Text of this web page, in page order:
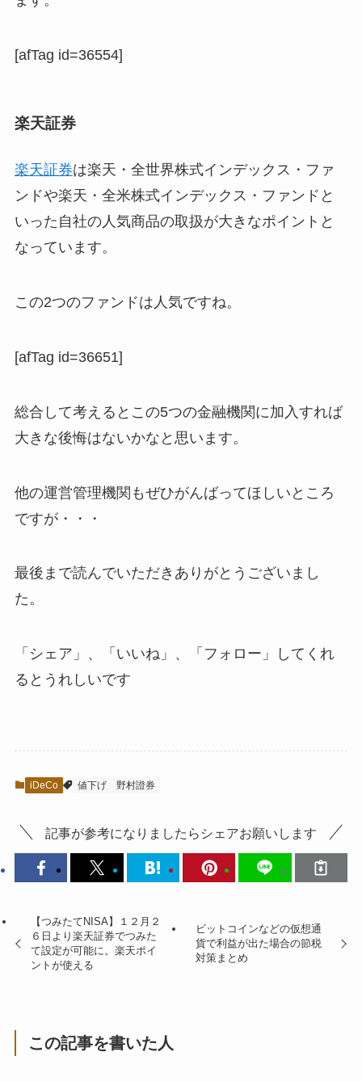
[afTag id=36554]
楽天証券
楽天証券は楽天・全世界株式インデックス・ファ
ンドや楽天・全米株式インデックス・ファンドと
いった自社の人気商品の取扱が大きなポイントと
なっています。
この2つのファンドは人気ですね。
[afTag id=36651]
総合して考えるとこの5つの金融機関に加入すれば
大きな後悔はないかなと思います。
他の運営管理機関もぜひがんばってほしいところ
ですが・・・
最後まで読んでいただきありがとうございまし
た。
「シェア」、「いいね」、「フォロー」してくれ
るとうれしいです
iDeCo 値下げ 野村證券
記事が参考になりましたらシェアお願いします
【つみたてNISA】１２月２
６日より楽天証券でつみた
て設定が可能に。楽天ポイ
ントが使える
ビットコインなどの仮想通
貨で利益が出た場合の節税
対策まとめ
この記事を書いた人